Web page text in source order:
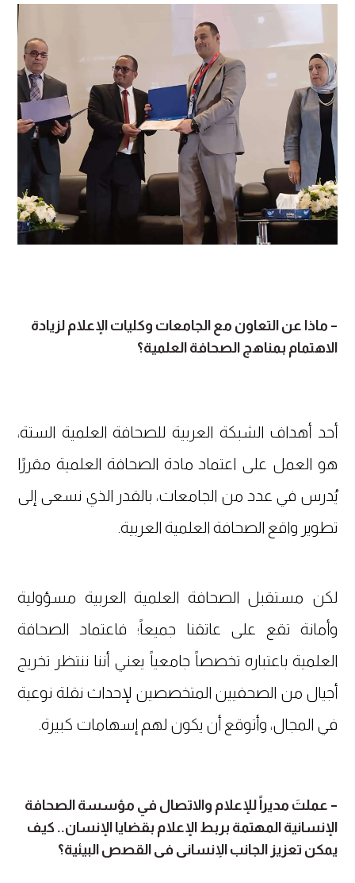
– ماذا عن التعاون مع الجامعات وكليات الإعلام لزيادة
الاهتمام بمناهج الصحافة العلمية؟
أحد أهداف الشبكة العربية للصحافة العلمية الستة،
هو العمل على اعتماد مادة الصحافة العلمية مقررًا
يُدرس في عدد من الجامعات، بالقدر الذي نسعى إلى
تطوير واقع الصحافة العلمية العربية.
لكن مستقبل الصحافة العلمية العربية مسؤولية
وأمانة تقع على عاتقنا جميعاً؛ فاعتماد الصحافة
العلمية باعتباره تخصصاً جامعياً يعني أننا ننتظر تخريج
أجيال من الصحفيين المتخصصين لإحداث نقلة نوعية
في المجال، وأتوقع أن يكون لهم إسهامات كبيرة.
– عملتَ مديراً للإعلام والاتصال في مؤسسة الصحافة
الإنسانية المهتمة بربط الإعلام بقضايا الإنسان.. كيف
يمكن تعزيز الجانب الإنساني في القصص البيئية؟